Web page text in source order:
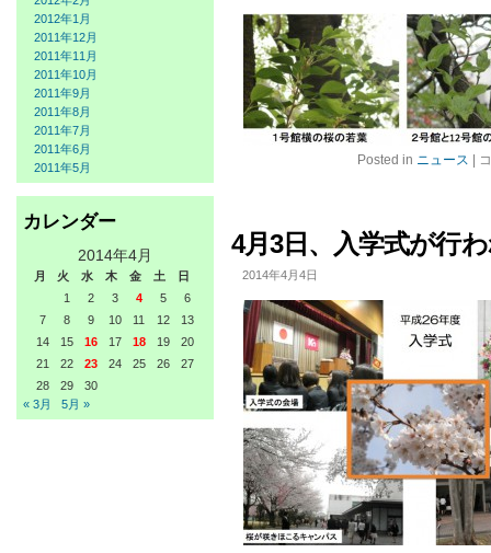
2012年1月
2011年12月
2011年11月
2011年10月
2011年9月
2011年8月
2011年7月
2011年6月
2011年5月
カレンダー
2014年4月
月 火 水 木 金 土
日
1
2 3 4 5
6
7
8 9 10 11 12
13
14
15 16 17 18 19
20
21
22 23 24 25 26
27
28
29
30
« 3月
5月 »
Posted in ニュース | 新
業
ト
で
す
は
4月3日、入学式が行
2014年4月4日